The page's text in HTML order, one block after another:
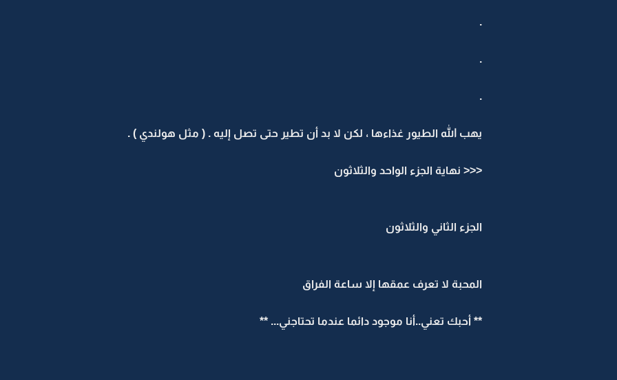
.
.
.
يهب الله الطيور غذاءها ، لكن لا بد أن تطير حتى تصل إليه . ( مثل هولندي ) .
<<< نهاية الجزء الواحد والثلاثون
الجزء الثاني والثلاثون
المحبة لا تعرف عمقها إلا ساعة الفراق
** أحبك تعني..أنا موجود دائما عندما تحتاجني... **